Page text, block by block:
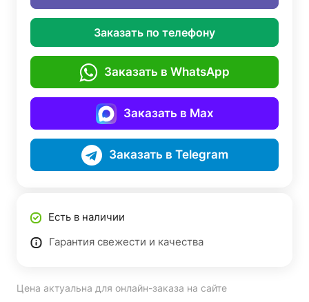
Заказать по телефону
Заказать в WhatsApp
Заказать в Max
Заказать в Telegram
Есть в наличии
Гарантия свежести и качества
Цена актуальна для онлайн-заказа на сайте